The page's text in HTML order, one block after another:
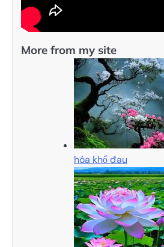
More from my site
hóa khổ đau